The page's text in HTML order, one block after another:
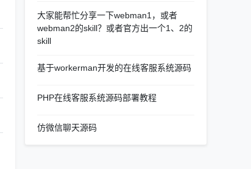
大家能帮忙分享一下webman1，或者
webman2的skill？或者官方出一个1、2的
skill
基于workerman开发的在线客服系统源码
PHP在线客服系统源码部署教程
仿微信聊天源码